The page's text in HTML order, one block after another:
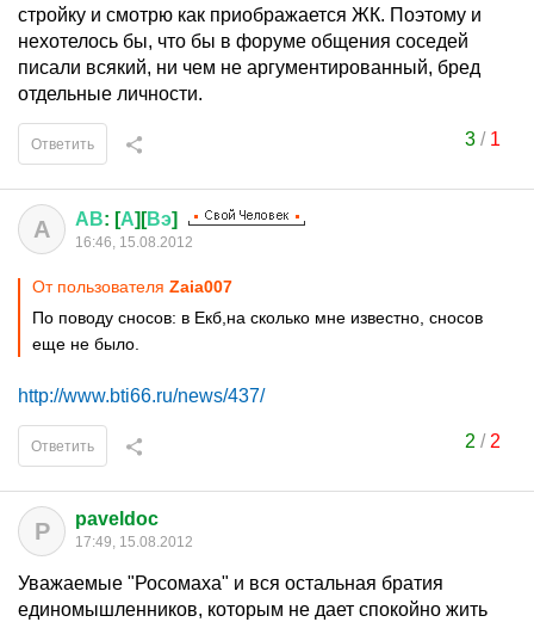
стройку и смотрю как приображается ЖК. Поэтому и
нехотелось бы, что бы в форуме общения соседей
писали всякий, ни чем не аргументированный, бред
отдельные личности.
3/ 1
Ответить
А АВ: [А][Вэ]
16:46, 15.08.2012
От пользователя Zaia007
По поводу сносов: в Екб,на сколько мне известно, сносов
еще не было.
http://www.bti66.ru/news/437/
2 / 2
Ответить
P paveldoc
17:49, 15.08.2012
Уважаемые "Росомаха" и вся остальная братия
единомышленников, которым не дает спокойно жить